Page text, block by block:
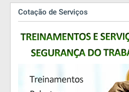
Cotação de Serviços